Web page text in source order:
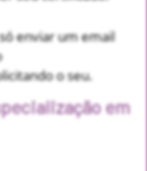
enviar um email
o seu.
em